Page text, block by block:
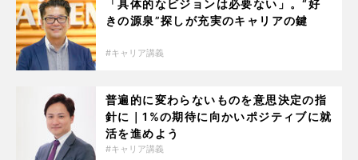
「具体的なビジョンは必要ない」。“好
きの源泉”探しが充実のキャリアの鍵
キャリア講義
普遍的に変わらないものを意思決定の指
針に｜1%の期待に向かいポジティブに就
活を進めよう
キャリア講義